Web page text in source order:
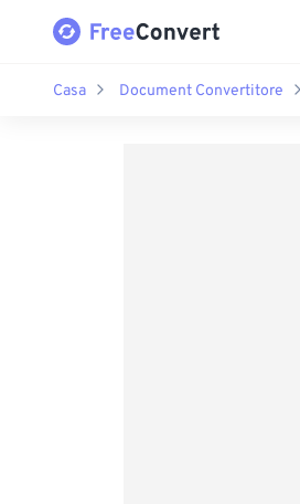
Casa Document Convertitore